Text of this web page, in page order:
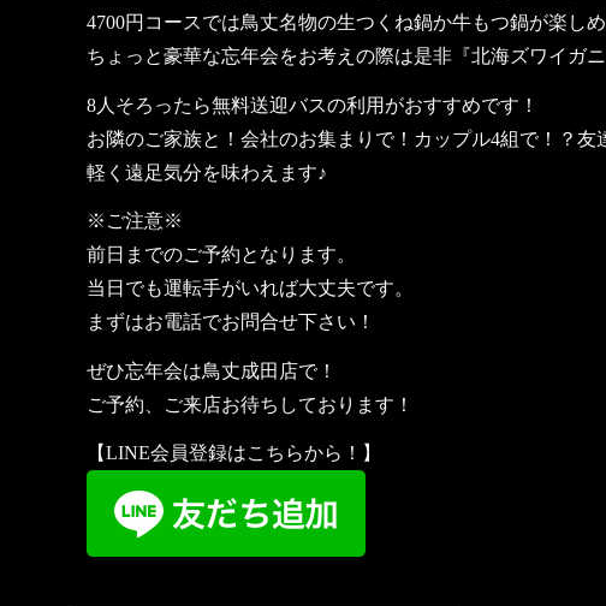
4700円コースでは鳥丈名物の生つくね鍋か牛もつ鍋が楽し
ちょっと豪華な忘年会をお考えの際は是非『北海ズワイガ
8人そろったら無料送迎バスの利用がおすすめです！
お隣のご家族と！会社のお集まりで！カップル4組で！？友
軽く遠足気分を味わえます♪
※ご注意※
前日までのご予約となります。
当日でも運転手がいれば大丈夫です。
まずはお電話でお問合せ下さい！
ぜひ忘年会は鳥丈成田店で！
ご予約、ご来店お待ちしております！
【LINE会員登録はこちらから！】